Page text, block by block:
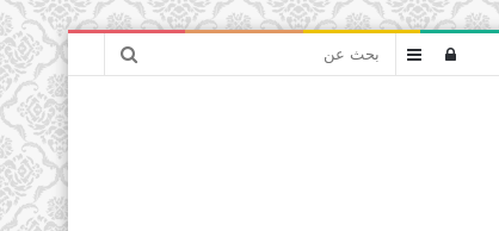
بحث
عمودتسجيل